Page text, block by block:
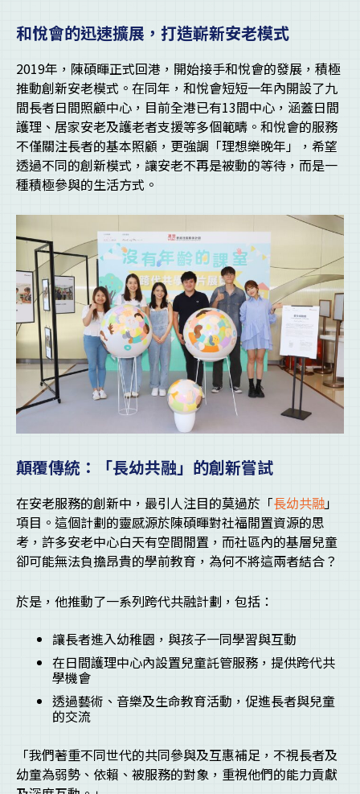
和悅會的迅速擴展，打造嶄新安老模式
2019年，陳碩暉正式回港，開始接手和悅會的發展，積極
推動創新安老模式。在同年，和悅會短短一年內開設了九
間長者日間照顧中心，目前全港已有13間中心，涵蓋日間
護理、居家安老及護老者支援等多個範疇。和悅會的服務
不僅關注長者的基本照顧，更強調「理想樂晚年」，希望
透過不同的創新模式，讓安老不再是被動的等待，而是一
種積極參與的生活方式。
顛覆傳統：「長幼共融」的創新嘗試
在安老服務的創新中，最引人注目的莫過於「長幼共融」
項目。這個計劃的靈感源於陳碩暉對社福閒置資源的思
考，許多安老中心白天有空間閒置，而社區內的基層兒童
卻可能無法負擔昂貴的學前教育，為何不將這兩者結合？
於是，他推動了一系列跨代共融計劃，包括：
讓長者進入幼稚園，與孩子一同學習與互動
在日間護理中心內設置兒童託管服務，提供跨代共
學機會
透過藝術、音樂及生命教育活動，促進長者與兒童
的交流
「我們著重不同世代的共同參與及互惠補足，不視長者及
幼童為弱勢、依賴、被服務的對象，重視他們的能力貢獻